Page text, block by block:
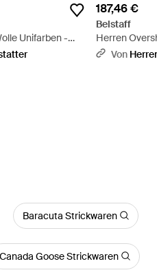
Unifarben -
187,46 €
Belstaff
Herren
Von
Baracuta Strickwaren
Canada Goose Strickwaren